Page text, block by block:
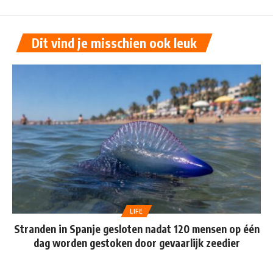
Dit vind je misschien ook leuk
LIFE
Stranden in Spanje gesloten nadat 120 mensen op één
dag worden gestoken door gevaarlijk zeedier